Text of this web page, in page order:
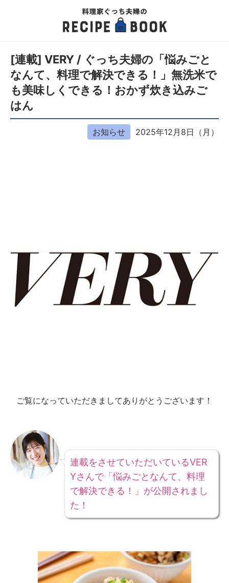
[連載] VERY / ぐっち夫婦の「悩みごと
なんて、料理で解決できる！」無洗米で
も美味しくできる！おかず炊き込みご
はん
お知らせ 2025年12月8日（月）
ご覧になっていただきましてありがとうございます！
連載をさせていただいているVER
Yさんで「悩みごとなんて、料理
で解決できる！」が公開されまし
た！